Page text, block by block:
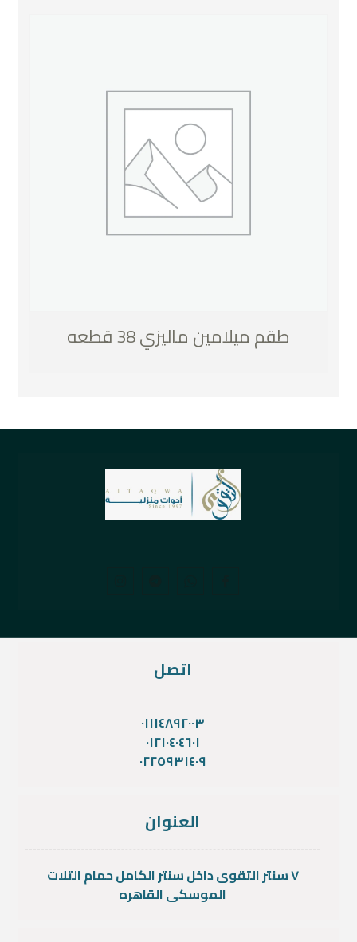
طقم ميلامين ماليزي 38 قطعه
اتصل
٠١١١٤٨٩٢٠٠٣
٠١٢١٠٤٠٤٦٠١
٠٢٢٥٩٣١٤٠٩
العنوان
٧ سنتر التقوى داخل سنتر الكامل حمام التلات
الموسكى القاهره